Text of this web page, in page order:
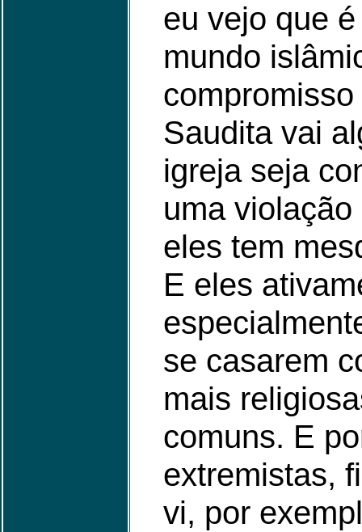
eu vejo que
mundo
Saudita vai
igreja seja
uma
eles tem
E eles
se casarem
mais
comuns. E
extremistas,
vi, por